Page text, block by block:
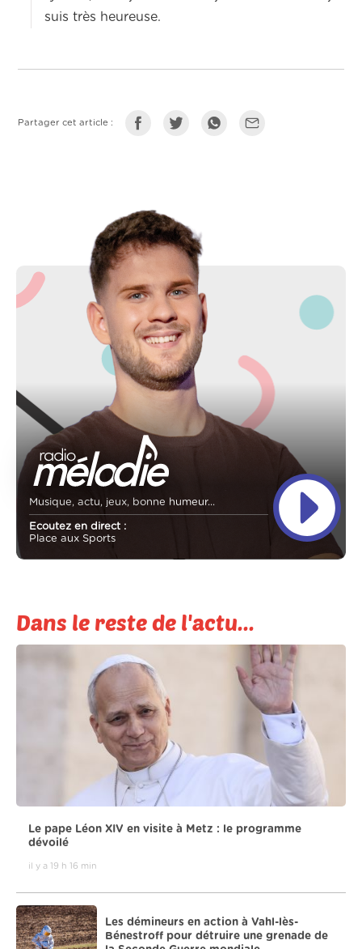
suis très heureuse.
Partager cet article :
Musique, actu, jeux, bonne humeur...
Ecoutez en direct :
Place aux Sports
Dans le reste de l'actu...
Le pape Léon XIV en visite à Metz : le programme
dévoilé
il y a 19 h 16 min
Les démineurs en action à Vahl-lès-
Bénestroff pour détruire une grenade de